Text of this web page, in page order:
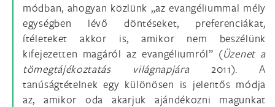
módban, ahogyan közlünk „az evangéliummal mély
egységben lévő döntéseket, preferenciákat,
ítéleteket akkor is, amikor nem beszélünk
kifejezetten magáról az evangéliumról” (Üzenet a
tömegtájékoztatás világnapjára2011). A
tanúságtételnek egy különösen is jelentős módja
az, amikor oda akarjuk ajándékozni magunkat